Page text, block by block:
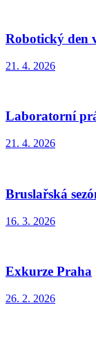
Robotický den
21. 4. 2026
Laboratorní
21. 4. 2026
Bruslařská
16. 3. 2026
Exkurze Praha
26. 2. 2026